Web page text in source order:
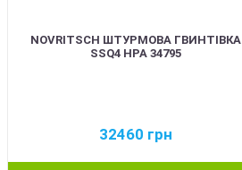
NOVRITSCH ШТУРМОВА ГВИНТІВКА
SSQ4 HPA 34795
32460 грн